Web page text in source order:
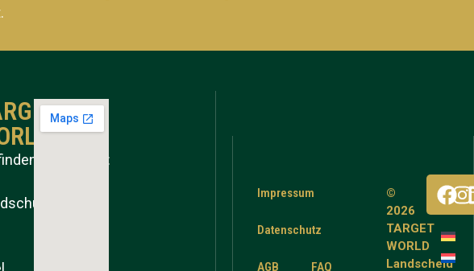
Sie zu uns:
Impressum
Datenschutz
AGB FAQ
©
2026
TARGET
WORLD
Landscheid